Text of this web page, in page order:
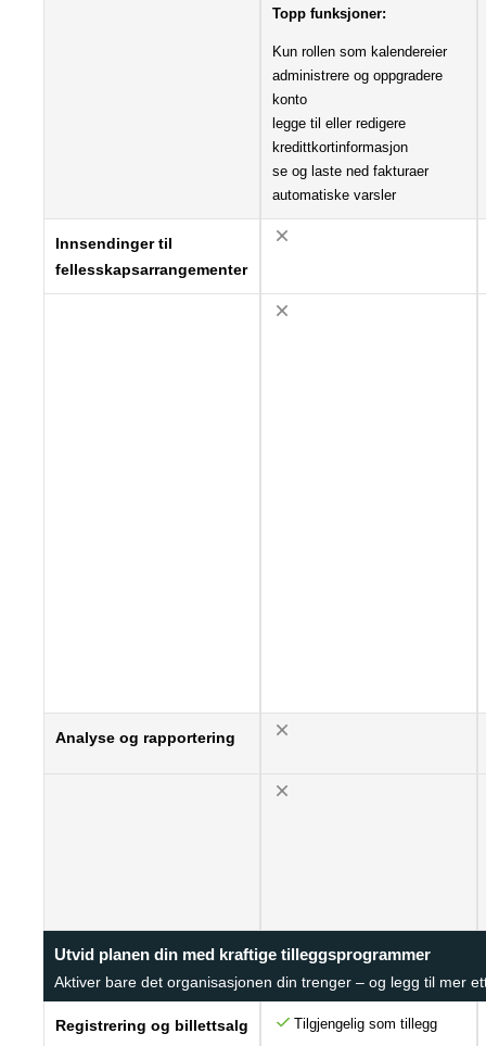
Topp funksjoner:
Kun rollen som kalendereier
administrere og oppgradere
konto
legge til eller redigere
kredittkortinformasjon
se og laste ned fakturaer
automatiske varsler
Innsendinger til
fellesskapsarrangementer
Analyse og rapportering
Utvid planen din med kraftige tilleggsprogrammer
Aktiver bare det organisasjonen din trenger – og legg til mer
Registrering og billettsalg Tilgjengelig som tillegg